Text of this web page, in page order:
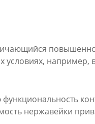
условиях, например,
нержавейки